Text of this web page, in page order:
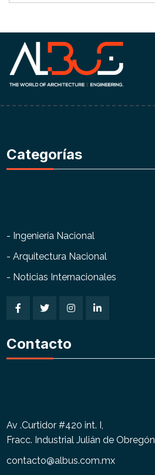
Categorías
- Ingeniería Nacional
- Arquitectura Nacional
- Noticias Internacionales
Contacto
Av .Curtidor #420 int. I,
Fracc. Industrial Julián de Obregón
contacto@albus.com.mx